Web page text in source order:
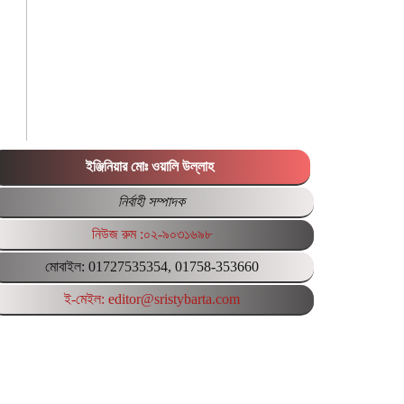
ইঞ্জিনিয়ার মোঃ ওয়ালি উল্লাহ
নির্বাহী সম্পাদক
নিউজ রুম :০২-৯০৩১৬৯৮
মোবাইল: 01727535354, 01758-353660
ই-মেইল: editor@sristybarta.com